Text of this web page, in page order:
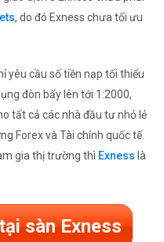
, do đó Exness chưa tối ưu
yêu cầu số tiền nạp tối thiểu
đòn bẩy lên tới 1:2000,
tất cả các nhà đầu tư nhỏ lẻ
Forex và Tài chính quốc tế.
gia thị trường thì Exness là
sàn Exness